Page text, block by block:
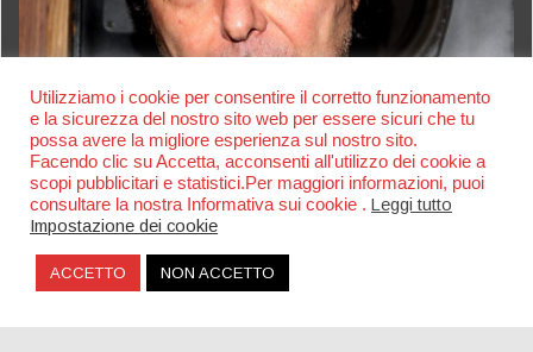
Utilizziamo i cookie per consentire il corretto funzionamento
e la sicurezza del nostro sito web per essere sicuri che tu
possa avere la migliore esperienza sul nostro sito.
Facendo clic su Accetta, acconsenti all'utilizzo dei cookie a
scopi pubblicitari e statistici.Per maggiori informazioni, puoi
consultare la nostra Informativa sui cookie . Leggi tutto
Impostazione dei cookie
ACCETTO NON ACCETTO